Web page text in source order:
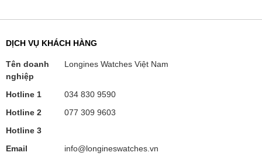
DỊCH VỤ KHÁCH HÀNG
Tên doanh
nghiệp
Longines Watches Việt Nam
Hotline 1
034 830 9590
Hotline 2
077 309 9603
Hotline 3
Email
info@longineswatches.vn